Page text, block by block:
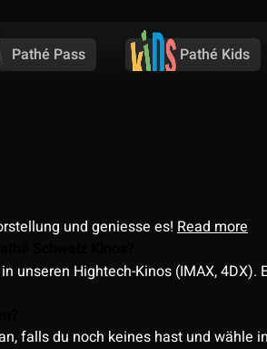
Pathé Pass Pathé Kids
und geniesse es! Read more
unseren Hightech-Kinos (IMAX,
falls du noch keines hast und wähle